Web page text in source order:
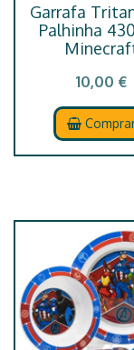
Garrafa
Palhinha
10,00 €